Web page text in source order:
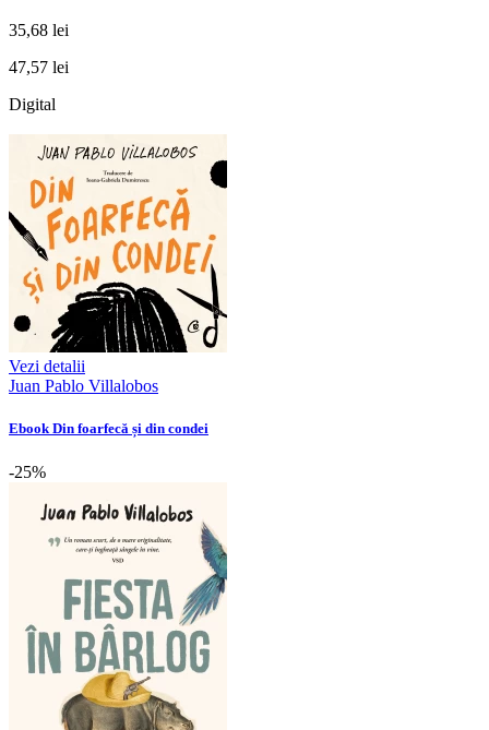
35,68 lei
47,57 lei
Digital
Vezi detalii
Juan Pablo Villalobos
Ebook Din foarfecă și din condei
-25%